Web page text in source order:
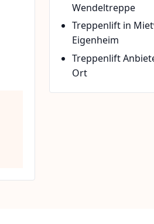
Wendeltreppe
Treppenlift in
Eigenheim
Treppenlift
Ort